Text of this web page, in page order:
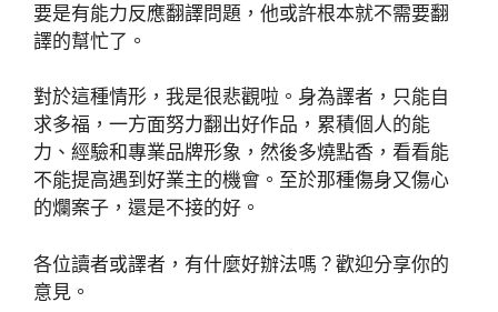
要是有能力反應翻譯問題，他或許根本就不需要翻
譯的幫忙了。
對於這種情形，我是很悲觀啦。身為譯者，只能自
求多福，一方面努力翻出好作品，累積個人的能
力、經驗和專業品牌形象，然後多燒點香，看看能
不能提高遇到好業主的機會。至於那種傷身又傷心
的爛案子，還是不接的好。
各位讀者或譯者，有什麼好辦法嗎？歡迎分享你的
意見。